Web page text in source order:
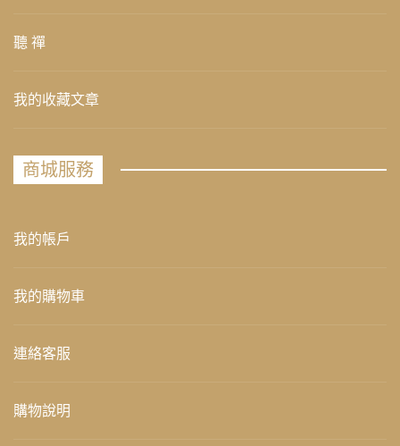
聽 禪
我的收藏文章
商城服務
我的帳戶
我的購物車
連絡客服
購物說明